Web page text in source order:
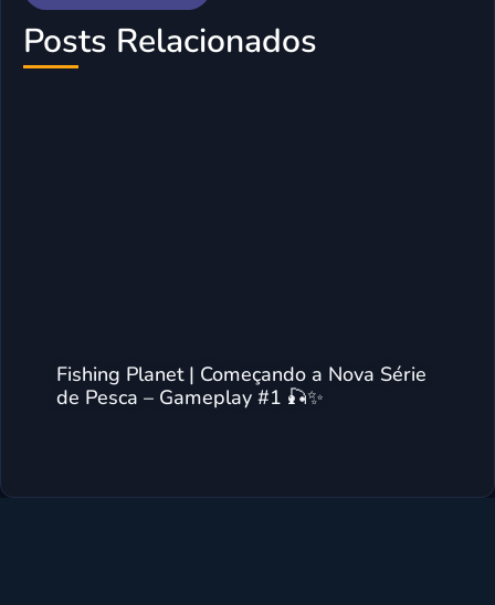
Posts Relacionados
Fishing Planet | Começando a Nova Série
de Pesca – Gameplay #1 🎣✨